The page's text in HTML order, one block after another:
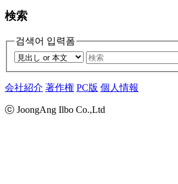
検索
검색어 입력폼
会社紹介 著作権 PC版 個人情報
ⓒ JoongAng Ilbo Co.,Ltd